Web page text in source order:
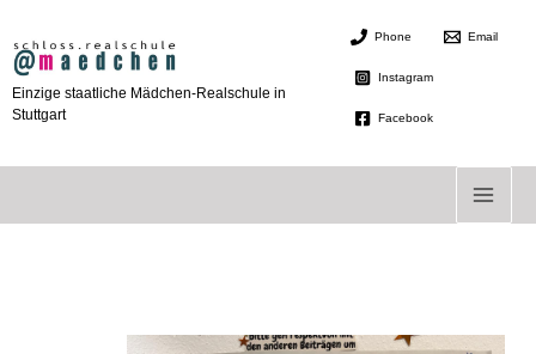
Inhalt
springen
Einzige staatliche Mädchen-Realschule in
Stuttgart
Phone Email
Instagram
Facebook